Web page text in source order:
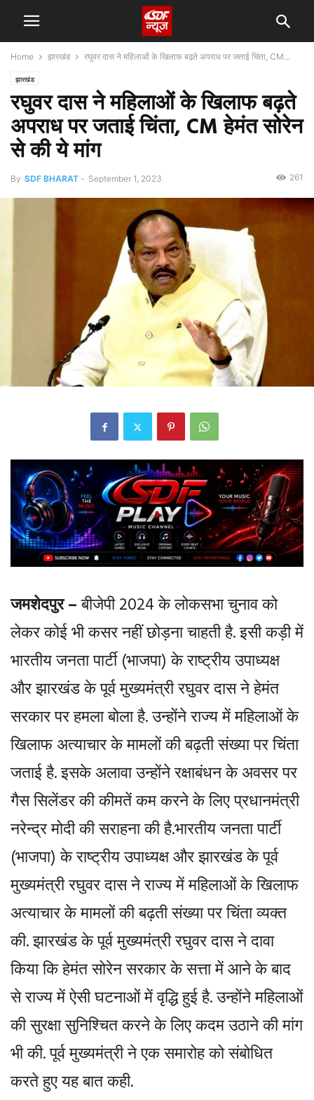
Home झारखंड रघुवर दास ने महिलाओं के खिलाफ बढ़ते अपराध पर जताई चिंता, CM...
झारखंड
रघुवर दास ने महिलाओं के खिलाफ बढ़ते
अपराध पर जताई चिंता, CM हेमंत सोरेन
से की ये मांग
By SDF BHARAT - September 1, 2023 261
जमशेदपुर –बीजेपी 2024 के लोकसभा चुनाव को
लेकर कोई भी कसर नहीं छोड़ना चाहती है. इसी कड़ी में
भारतीय जनता पार्टी (भाजपा) के राष्ट्रीय उपाध्यक्ष
और झारखंड के पूर्व मुख्यमंत्री रघुवर दास ने हेमंत
सरकार पर हमला बोला है. उन्होंने राज्य में महिलाओं के
खिलाफ अत्याचार के मामलों की बढ़ती संख्या पर चिंता
जताई है. इसके अलावा उन्होंने रक्षाबंधन के अवसर पर
गैस सिलेंडर की कीमतें कम करने के लिए प्रधानमंत्री
नरेन्द्र मोदी की सराहना की है.भारतीय जनता पार्टी
(भाजपा) के राष्ट्रीय उपाध्यक्ष और झारखंड के पूर्व
मुख्यमंत्री रघुवर दास ने राज्य में महिलाओं के खिलाफ
अत्याचार के मामलों की बढ़ती संख्या पर चिंता व्यक्त
की. झारखंड के पूर्व मुख्यमंत्री रघुवर दास ने दावा
किया कि हेमंत सोरेन सरकार के सत्ता में आने के बाद
से राज्य में ऐसी घटनाओं में वृद्धि हुई है. उन्होंने महिलाओं
की सुरक्षा सुनिश्चित करने के लिए कदम उठाने की मांग
भी की. पूर्व मुख्यमंत्री ने एक समारोह को संबोधित
करते हुए यह बात कही.